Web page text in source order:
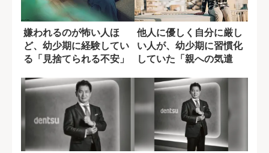
嫌われるのが怖い人ほ
ど、幼少期に経験してい
る「見捨てられる不安」
他人に優しく自分に厳し
い人が、幼少期に習慣化
していた「親への気遣